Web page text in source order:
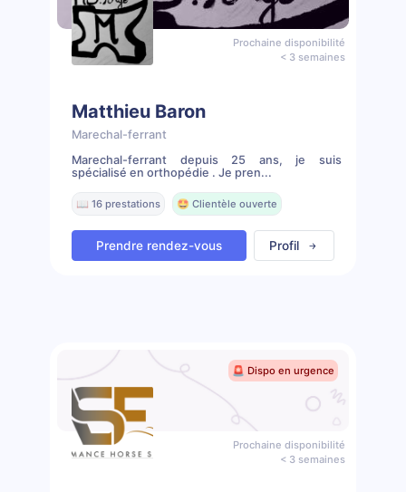
Prochaine disponibilité
< 3 semaines
Matthieu Baron
Marechal-ferrant
Marechal-ferrant depuis 25 ans, je suis
spécialisé en orthopédie . Je pren...
📖 16 prestations 🤩 Clientèle ouverte
Prendre rendez-vous Profil
🚨 Dispo en urgence
Prochaine disponibilité
< 3 semaines